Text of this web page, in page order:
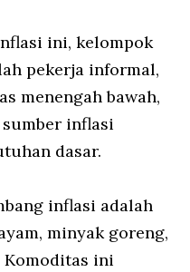
ini, kelompok
pekerja informal,
menengah bawah,
inflasi
dasar.
inflasi adalah
minyak goreng,
Komoditas ini